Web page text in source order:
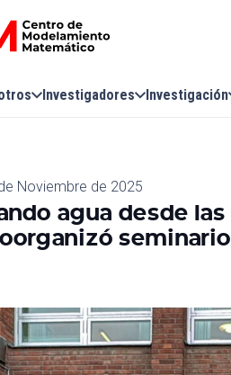
Investigadores Investigación
Noviembre de 2025
agua desde